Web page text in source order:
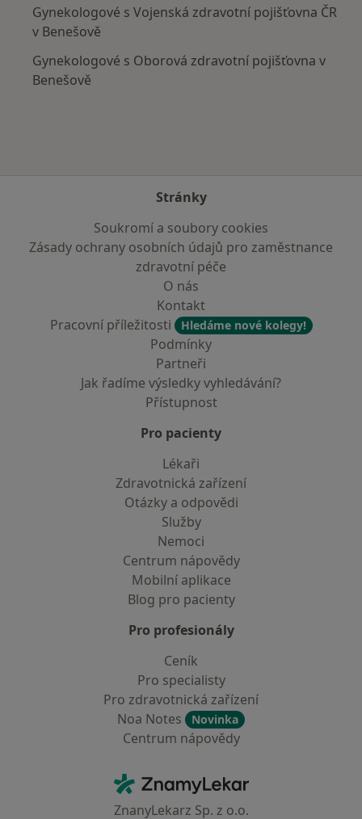
Gynekologové s Vojenská zdravotní pojišťovna ČR
v Benešově
Gynekologové s Oborová zdravotní pojišťovna v
Benešově
Stránky
Soukromí a soubory cookies
Zásady ochrany osobních údajů pro zaměstnance
zdravotní péče
O nás
Kontakt
Pracovní příležitosti
Hledáme nové kolegy!
Podmínky
Partneři
Jak řadíme výsledky vyhledávání?
Přístupnost
Pro pacienty
Lékaři
Zdravotnická zařízení
Otázky a odpovědi
Služby
Nemoci
Centrum nápovědy
Mobilní aplikace
Blog pro pacienty
Pro profesionály
Ceník
Pro specialisty
Pro zdravotnická zařízení
Noa Notes
Novinka
Centrum nápovědy
ZnamyLekar - Hlavní stránka
ZnanyLekarz Sp. z o.o.